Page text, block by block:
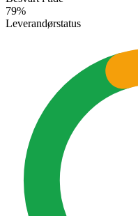
79%
Leverandørstatus